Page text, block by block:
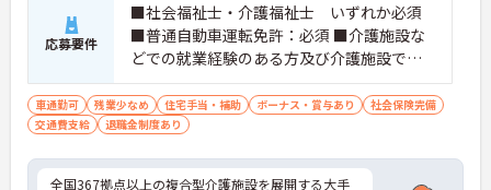
応募要件
■社会福祉士・介護福祉士 いずれか必須
■普通自動車運転免許：必須 ■介護施設な
どでの就業経験のある方及び介護施設での
夜勤経験が有る方
車通勤可 残業少なめ 住宅手当・補助 ボーナス・賞与あり
社会保険完備
交通費支給
退職金制度あり
全国367拠点以上の複合型介護施設を展開する大手